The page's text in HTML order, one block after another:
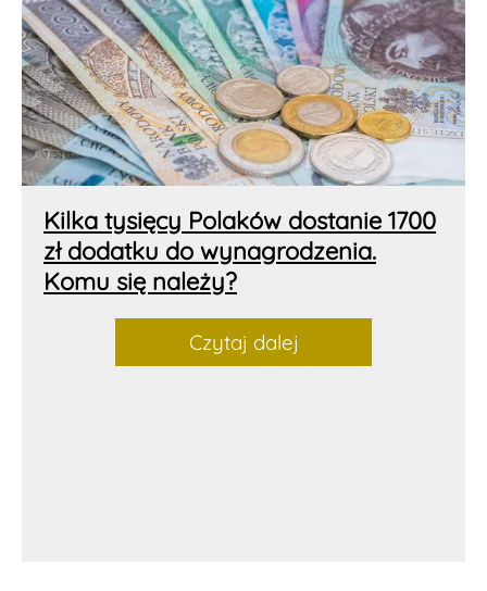
Kilka tysięcy Polaków dostanie 1700
zł dodatku do wynagrodzenia.
Komu się należy?
Czytaj dalej